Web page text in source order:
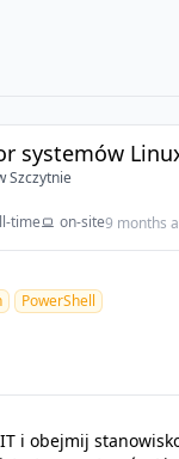
systemów
Szczytnie
time on-site9 months
PowerShell
IT i obejmij